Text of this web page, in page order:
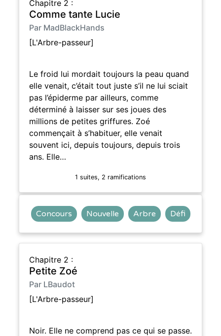
Chapitre 2 :
Comme tante Lucie
Par MadBlackHands
[L'Arbre-passeur]
Le froid lui mordait toujours la peau quand
elle venait, c’était tout juste s’il ne lui sciait
pas l’épiderme par ailleurs, comme
déterminé à laisser sur ses joues des
millions de petites griffures. Zoé
commençait à s’habituer, elle venait
souvent ici, depuis toujours, depuis trois
ans. Elle…
1 suites, 2 ramifications
Concours Nouvelle Arbre Défi
Chapitre 2 :
Petite Zoé
Par LBaudot
[L'Arbre-passeur]
Noir. Elle ne comprend pas ce qui se passe.